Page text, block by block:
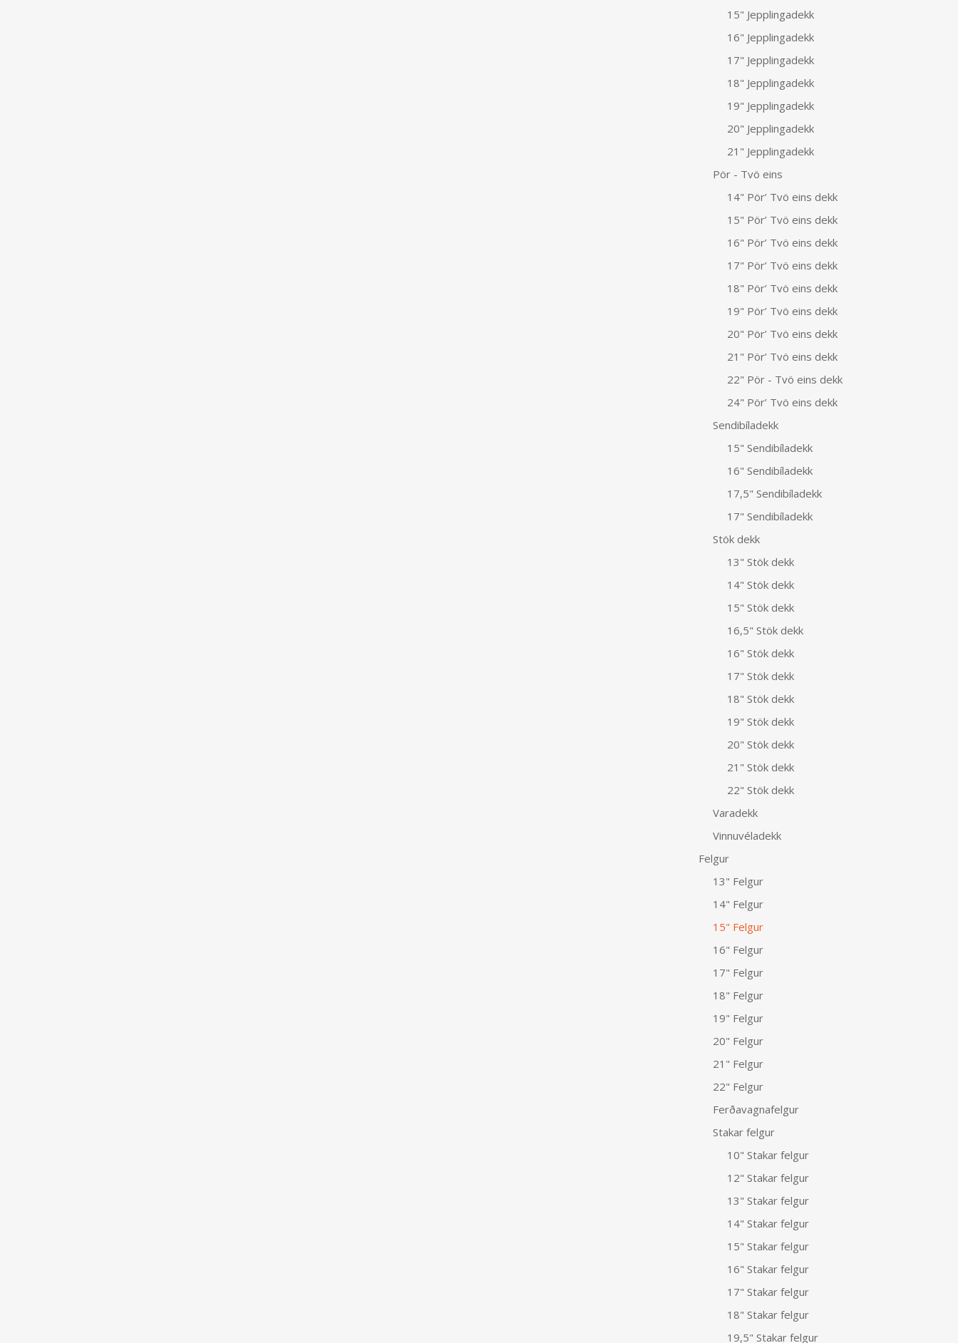
15" Jepplingadekk
16" Jepplingadekk
17" Jepplingadekk
18" Jepplingadekk
19" Jepplingadekk
20" Jepplingadekk
21" Jepplingadekk
Pör - Tvö eins
14" Pör’ Tvö eins dekk
15" Pör’ Tvö eins dekk
16" Pör’ Tvö eins dekk
17" Pör’ Tvö eins dekk
18" Pör’ Tvö eins dekk
19" Pör’ Tvö eins dekk
20" Pör’ Tvö eins dekk
21" Pör’ Tvö eins dekk
22" Pör - Tvö eins dekk
24" Pör’ Tvö eins dekk
Sendibíladekk
15" Sendibíladekk
16" Sendibíladekk
17,5" Sendibíladekk
17" Sendibíladekk
Stök dekk
13" Stök dekk
14" Stök dekk
15" Stök dekk
16,5" Stök dekk
16" Stök dekk
17" Stök dekk
18" Stök dekk
19" Stök dekk
20" Stök dekk
21" Stök dekk
22" Stök dekk
Varadekk
Vinnuvéladekk
Felgur
13" Felgur
14" Felgur
15" Felgur
16" Felgur
17" Felgur
18" Felgur
19" Felgur
20" Felgur
21" Felgur
22" Felgur
Ferðavagnafelgur
Stakar felgur
10" Stakar felgur
12" Stakar felgur
13" Stakar felgur
14" Stakar felgur
15" Stakar felgur
16" Stakar felgur
17" Stakar felgur
18" Stakar felgur
19,5" Stakar felgur